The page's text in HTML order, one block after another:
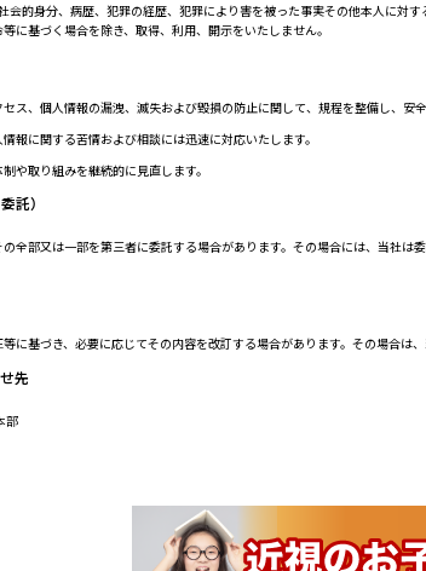
会的身分、病歴、犯罪の経歴、犯罪により害を被った事実その他本人に対
に基づく場合を除き、取得、利用、開示をいたしません。
ス、個人情報の漏洩、滅失および毀損の防止に関して、規程を整備し、安全
報に関する苦情および相談には迅速に対応いたします。
や取り組みを継続的に見直します。
託）
全部又は一部を第三者に委託する場合があります。その場合には、当社
に基づき、必要に応じてその内容を改訂する場合があります。その場合は
先
部